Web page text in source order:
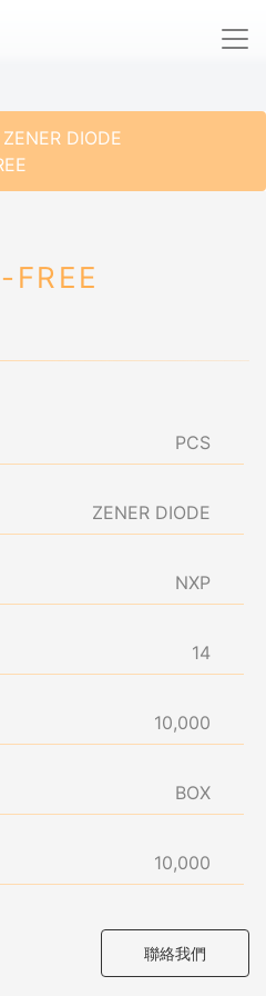
ZENER DIODE
PCS
ZENER DIODE
NXP
14
10,000
BOX
10,000
聯絡我們